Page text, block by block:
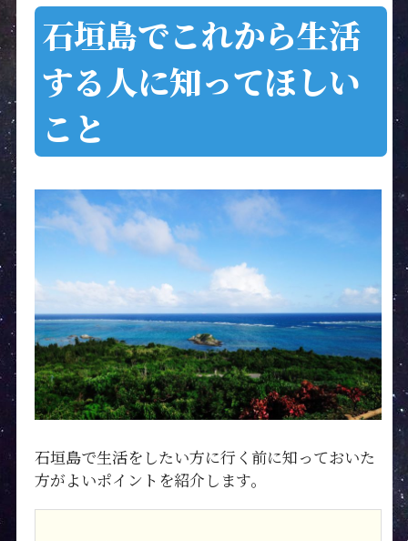
石垣島でこれから生活
する人に知ってほしい
こと
石垣島で生活をしたい方に行く前に知っておいた
方がよいポイントを紹介します。